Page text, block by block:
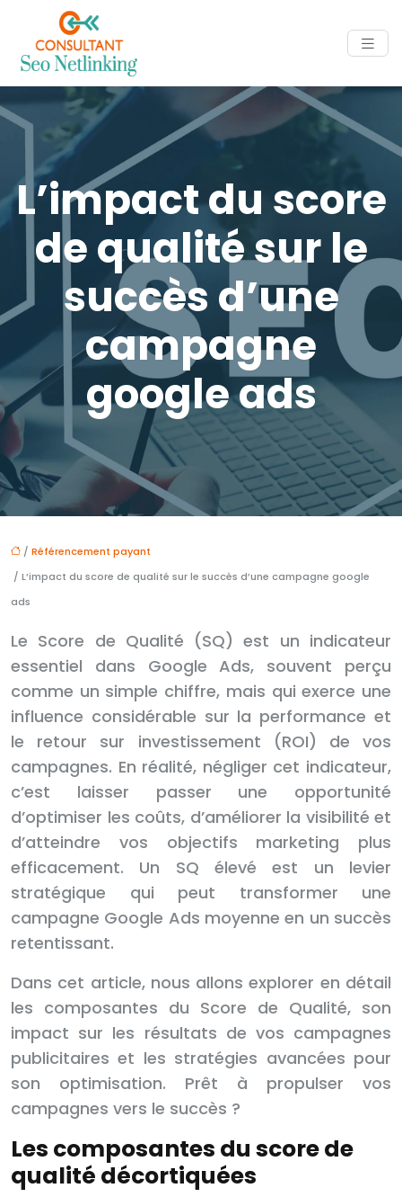
L’impact du score
de qualité sur le
succès d’une
campagne
google ads
/ Référencement payant
/ L’impact du score de qualité sur le succès d’une campagne google
ads
Le Score de Qualité (SQ) est un indicateur
essentiel dans Google Ads, souvent perçu
comme un simple chiffre, mais qui exerce une
influence considérable sur la performance et
le retour sur investissement (ROI) de vos
campagnes. En réalité, négliger cet indicateur,
c’est laisser passer une opportunité
d’optimiser les coûts, d’améliorer la visibilité et
d’atteindre vos objectifs marketing plus
efficacement. Un SQ élevé est un levier
stratégique qui peut transformer une
campagne Google Ads moyenne en un succès
retentissant.
Dans cet article, nous allons explorer en détail
les composantes du Score de Qualité, son
impact sur les résultats de vos campagnes
publicitaires et les stratégies avancées pour
son optimisation. Prêt à propulser vos
campagnes vers le succès ?
Les composantes du score de
qualité décortiquées